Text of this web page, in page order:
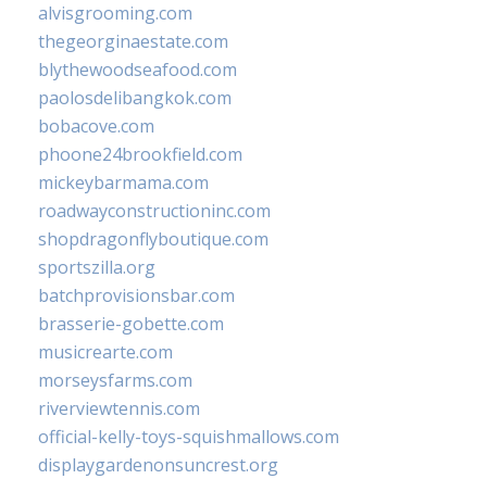
alvisgrooming.com
thegeorginaestate.com
blythewoodseafood.com
paolosdelibangkok.com
bobacove.com
phoone24brookfield.com
mickeybarmama.com
roadwayconstructioninc.com
shopdragonflyboutique.com
sportszilla.org
batchprovisionsbar.com
brasserie-gobette.com
musicrearte.com
morseysfarms.com
riverviewtennis.com
official-kelly-toys-squishmallows.com
displaygardenonsuncrest.org